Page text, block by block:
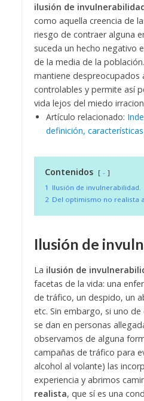
ilusión de
como aquella creencia de
riesgo de contraer alguna
suceda un hecho negativo
de la media de la
mantiene despreocupados
controlables y permite así
vida lejos del miedo
Artículo relacionado:
definición,
Contenidos
-
1 Ilusión de invulnerabilidad.
2 Del optimismo no realista
Ilusión de
La ilusión de
facetas de la vida: una
de tráfico, un despido, un
etc. Sin embargo, si uno
se dan en personas
observamos de alguna
campañas de tráfico para
alcohol al volante) las
experiencia y abrimos
realista, que sí es una